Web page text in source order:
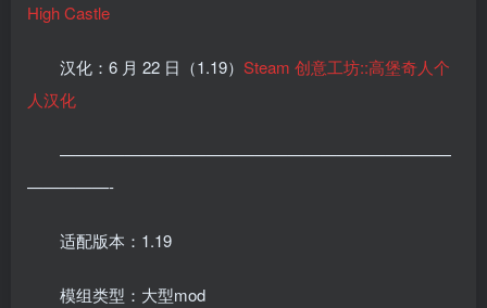
High Castle
汉化：6 月 22 日（1.19） Steam 创意工坊::高堡奇人个
人汉化
————————————————————————
—————-
适配版本：1.19
模组类型：大型mod